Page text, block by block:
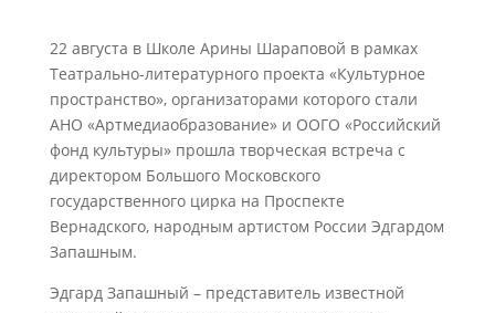
22 августа в Школе Арины Шараповой в рамках
Театрально-литературного проекта «Культурное
пространство», организаторами которого стали
АНО «Артмедиаобразование» и ООГО «Российский
фонд культуры» прошла творческая встреча с
директором Большого Московского
государственного цирка на Проспекте
Вернадского, народным артистом России Эдгардом
Запашным.
Эдгард Запашный – представитель известной